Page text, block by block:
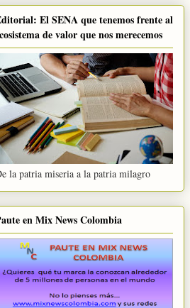
El SENA que tenemos frente al
de valor que nos merecemos
la patria miseria a la patria milagro
en Mix News Colombia